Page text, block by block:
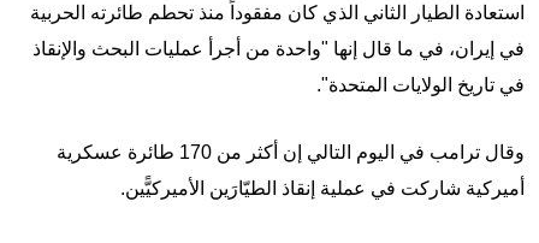
استعادة الطيار الثاني الذي كان مفقوداً منذ تحطم طائرته الحربية
في إيران، في ما قال إنها "واحدة من أجرأ عمليات البحث والإنقاذ
في تاريخ الولايات المتحدة".
وقال ترامب في اليوم التالي إن أكثر من 170 طائرة عسكرية
أميركية شاركت في عملية إنقاذ الطيّارَين الأميركيًّين.